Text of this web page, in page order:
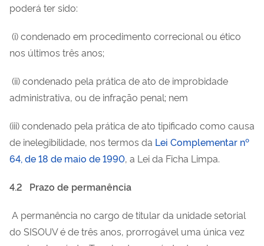
poderá ter sido:
(i) condenado em procedimento correcional ou ético
nos últimos três anos;
(ii) condenado pela prática de ato de improbidade
administrativa, ou de infração penal; nem
(iii) condenado pela prática de ato tipificado como causa
de inelegibilidade, nos termos da Lei Complementar nº
64, de 18 de maio de 1990, a Lei da Ficha Limpa.
4.2 Prazo de permanência
A permanência no cargo de titular da unidade setorial
do SISOUV é de três anos, prorrogável uma única vez